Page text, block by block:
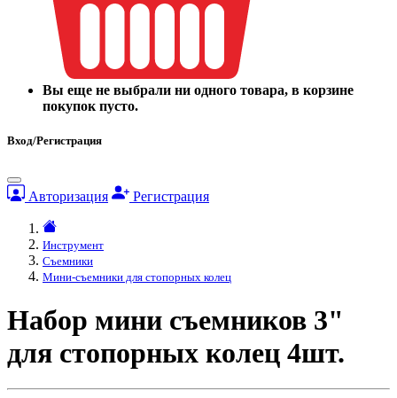
Вы еще не выбрали ни одного товара, в корзине
покупок пусто.
Вход/Регистрация
Авторизация Регистрация
Инструмент
Съемники
Мини-съемники для стопорных колец
Набор мини съемников 3"
для стопорных колец 4шт.